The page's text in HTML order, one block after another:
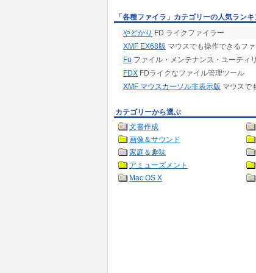
「各種ファイラ」カテゴリーの人気ラン
やどかり FD ライクファイラー
XMF EX68版 マウスでも操作できるフ
Fu ファイル・メンテナンス・ユーティ
FDX FDライクなファイル管理ツール
XMF マウスカーソル非表示版 マウスで
カテゴリーから選ぶ
文書作成
画像＆サウンド
家庭＆趣味
アミューズメント
Mac OS X